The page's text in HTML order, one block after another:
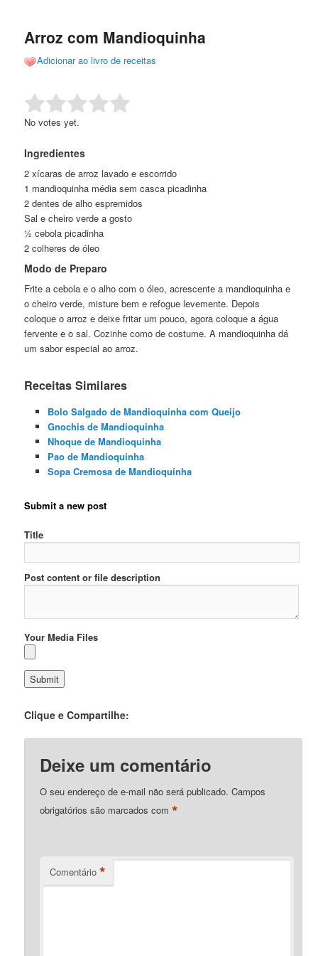
conteúdo
conteúdo
Arroz com Mandioquinha
Adicionar ao livro de receitas
Rate this item: Submit Rating
No votes yet.
Ingredientes
2 xícaras de arroz lavado e escorrido
1 mandioquinha média sem casca picadinha
2 dentes de alho espremidos
Sal e cheiro verde a gosto
½ cebola picadinha
2 colheres de óleo
Modo de Preparo
Frite a cebola e o alho com o óleo, acrescente a mandioquinha e
o cheiro verde, misture bem e refogue levemente. Depois
coloque o arroz e deixe fritar um pouco, agora coloque a água
fervente e o sal. Cozinhe como de costume. A mandioquinha dá
um sabor especial ao arroz.
Receitas Similares
Bolo Salgado de Mandioquinha com Queijo
Gnochis de Mandioquinha
Nhoque de Mandioquinha
Pao de Mandioquinha
Sopa Cremosa de Mandioquinha
Submit a new post
Title
Post content or file description
Your Media Files
Clique e Compartilhe:
Deixe um comentário
O seu endereço de e-mail não será publicado. Campos
obrigatórios são marcados com*
Comentário *